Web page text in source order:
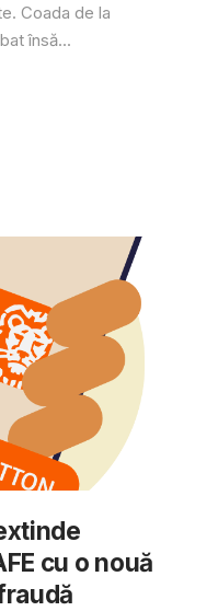
Coada de la
însă...
cu o nouă